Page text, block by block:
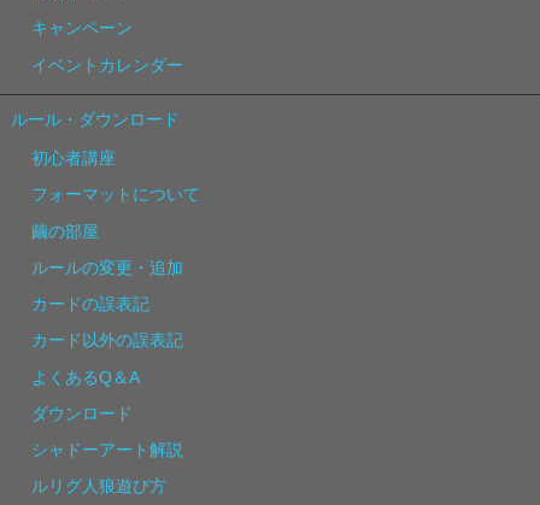
キャンペーン
イベントカレンダー
ルール・ダウンロード
初心者講座
フォーマットについて
繭の部屋
ルールの変更・追加
カードの誤表記
カード以外の誤表記
よくあるQ＆A
ダウンロード
シャドーアート解説
ルリグ人狼遊び方